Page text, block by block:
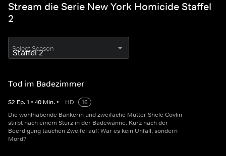
Stream die Serie New York Homicide Staffel
2
Select Season
Tod im Badezimmer
S2 Ep.1 • 40 Min. • HD
16
Die wohlhabende Bankerin und zweifache Mutter Shele Covlin
stirbt nach einem Sturz in der Badewanne. Kurz nach der
Beerdigung tauchen Zweifel auf: War es kein Unfall, sondern
Mord?